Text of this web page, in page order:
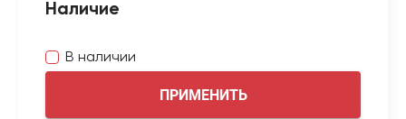
Наличие
В наличии
ПРИМЕНИТЬ